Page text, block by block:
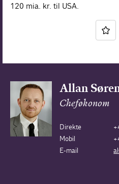
120 mia. kr. til USA.
Allan
Cheføkonom
Direkte
Mobil
E-mail